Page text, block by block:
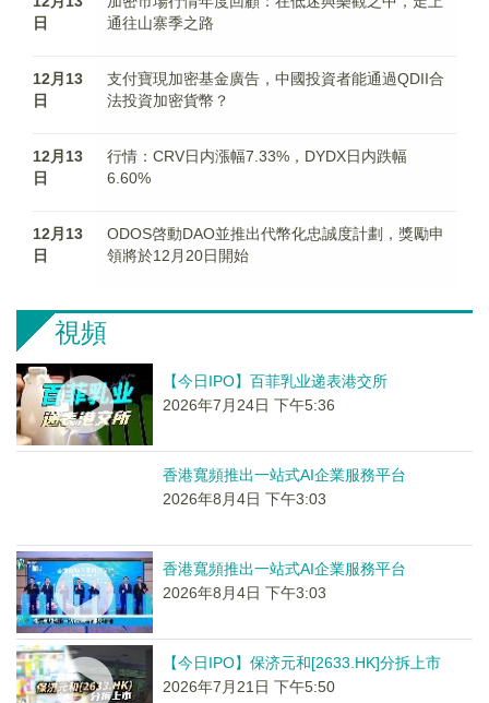
日
通往山寨季之路
12月13
日
支付寶現加密基金廣告，中國投資者能通過QDII合
法投資加密貨幣？
12月13
日
行情：CRV日内漲幅7.33%，DYDX日内跌幅
6.60%
12月13
日
ODOS啓動DAO並推出代幣化忠誠度計劃，獎勵申
領將於12月20日開始
視頻
【今日IPO】百菲乳业递表港交所
2026年7月24日 下午5:36
香港寬頻推出一站式AI企業服務平台
2026年8月4日 下午3:03
香港寬頻推出一站式AI企業服務平台
2026年8月4日 下午3:03
【今日IPO】保济元和[2633.HK]分拆上市
2026年7月21日 下午5:50